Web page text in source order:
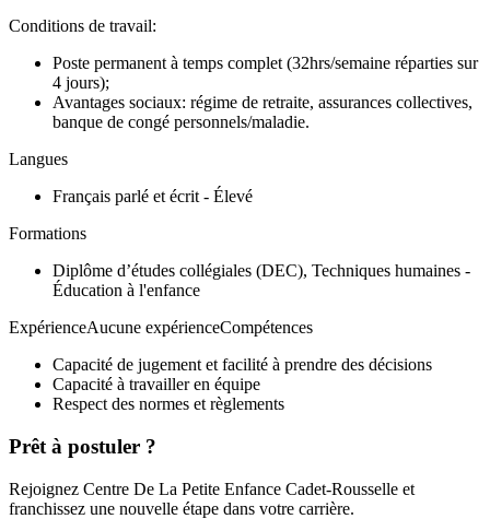
Conditions de travail:
Poste permanent à temps complet (32hrs/semaine réparties sur
4 jours);
Avantages sociaux: régime de retraite, assurances collectives,
banque de congé personnels/maladie.
Langues
Français parlé et écrit - Élevé
Formations
Diplôme d’études collégiales (DEC), Techniques humaines -
Éducation à l'enfance
ExpérienceAucune expérienceCompétences
Capacité de jugement et facilité à prendre des décisions
Capacité à travailler en équipe
Respect des normes et règlements
Prêt à postuler ?
Rejoignez Centre De La Petite Enfance Cadet-Rousselle et
franchissez une nouvelle étape dans votre carrière.